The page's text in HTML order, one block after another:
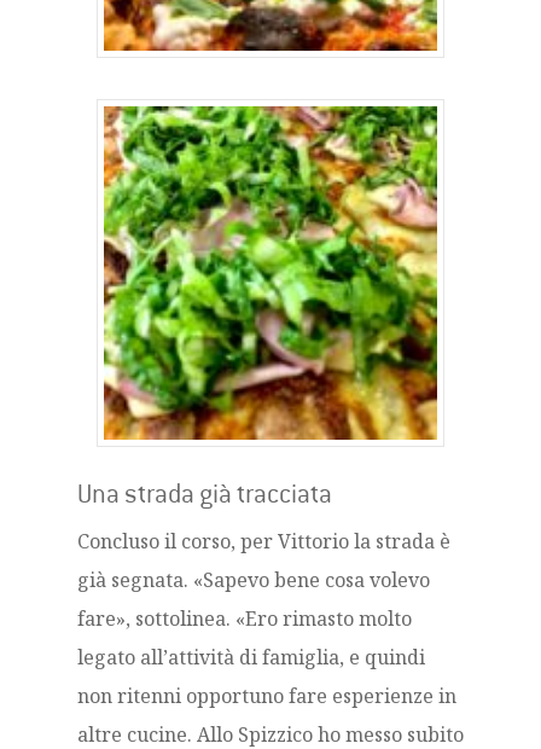
Una strada già tracciata
Concluso il corso, per Vittorio la strada è
già segnata. «Sapevo bene cosa volevo
fare», sottolinea. «Ero rimasto molto
legato all’attività di famiglia, e quindi
non ritenni opportuno fare esperienze in
altre cucine. Allo Spizzico ho messo subito